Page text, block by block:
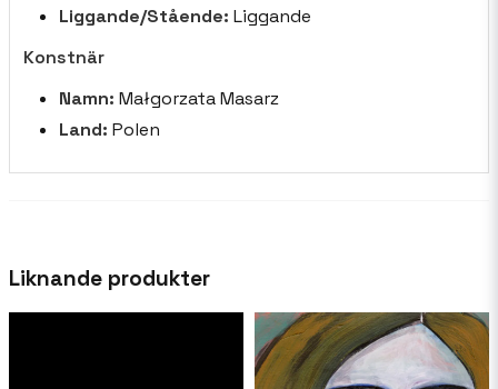
Liggande/Stående: Liggande
Konstnär
Namn: Małgorzata Masarz
Land: Polen
Liknande produkter